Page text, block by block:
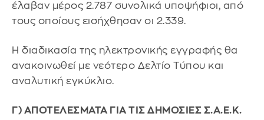
έλαβαν μέρος 2.787 συνολικά υποψήφιοι, από
τους οποίους εισήχθησαν οι 2.339.
Η διαδικασία της ηλεκτρονικής εγγραφής θα
ανακοινωθεί με νεότερο Δελτίο Τύπου και
αναλυτική εγκύκλιο.
Γ) ΑΠΟΤΕΛΕΣΜΑΤΑ ΓΙΑ ΤΙΣ ΔΗΜΟΣΙΕΣ Σ.Α.Ε.Κ.